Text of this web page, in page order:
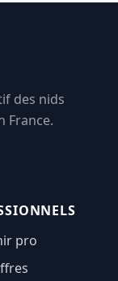
des nids
France.
pro